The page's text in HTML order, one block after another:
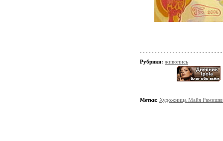
Рубрики: живопись
Метки: Художница Майя